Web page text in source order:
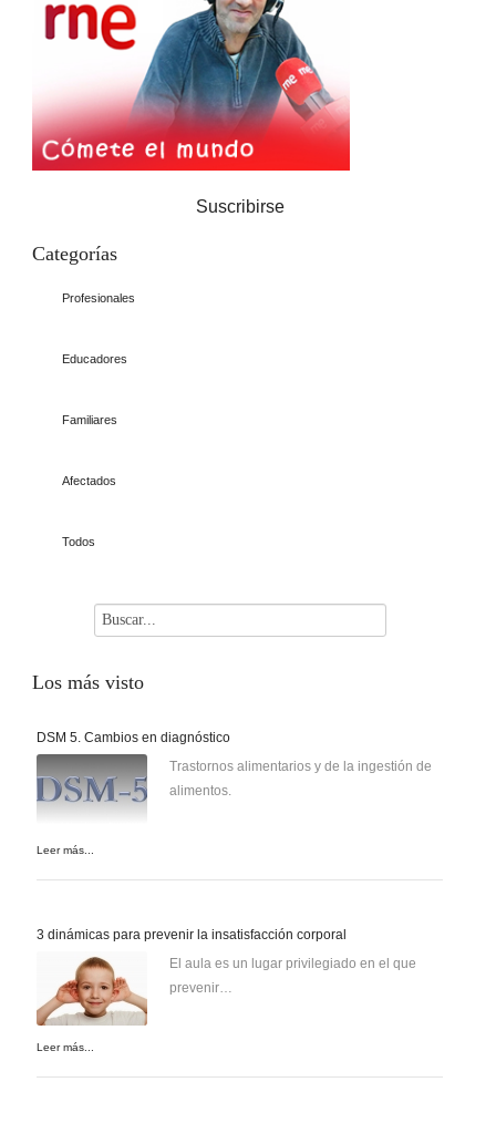
Suscribirse
Categorías
Profesionales
Educadores
Familiares
Afectados
Todos
Los más visto
DSM 5. Cambios en diagnóstico
Trastornos alimentarios y de la ingestión de
alimentos.
Leer más...
3 dinámicas para prevenir la insatisfacción corporal
El aula es un lugar privilegiado en el que
prevenir…
Leer más...